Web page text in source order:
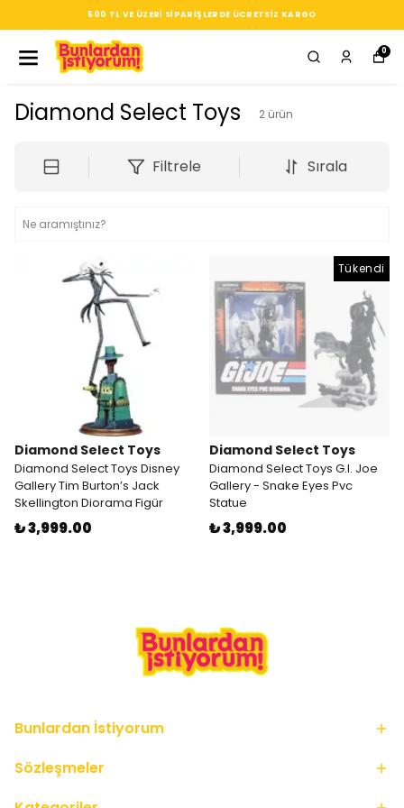
500 TL VE ÜZERI SIPARIŞLERDE ÜCRETSIZ KARGO
0
Diamond Select Toys 2 ürün
Filtrele Sırala
Diamond Select Toys
Diamond Select Toys Disney
Gallery Tim Burton’s Jack
Skellington Diorama Figür
₺ 3,999.00
Tükendi
Diamond Select Toys
Diamond Select Toys G.I. Joe
Gallery - Snake Eyes Pvc
Statue
₺ 3,999.00
Bunlardan İstiyorum
Sözleşmeler